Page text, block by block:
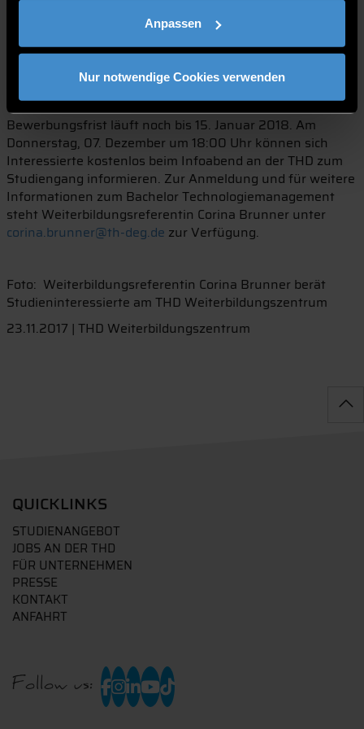
Anpassen
Nur notwendige Cookies verwenden
Mehrwert“, erklärt Brunner. Ebenfalls attraktiv ist der
Bachelor Technologiemanagement für Techniker und
Meister aus den Fachrichtungen Maschinenbau und
Elektrotechnik. Hier kann das Weiterbildungszentrum auf
Antrag sogar bis zu vier Semester anerkennen.
Nächster Studienstart ist im März 2018. Die
Bewerbungsfrist läuft noch bis 15. Januar 2018. Am
Donnerstag, 07. Dezember um 18:00 Uhr können sich
Interessierte kostenlos beim Infoabend an der THD zum
Studiengang informieren. Zur Anmeldung und für weitere
Informationen zum Bachelor Technologiemanagement
steht Weiterbildungsreferentin Corina Brunner unter
corina.brunner@th-deg.de zur Verfügung.
Foto: Weiterbildungsreferentin Corina Brunner berät
Studieninteressierte am THD Weiterbildungszentrum
23.11.2017 | THD Weiterbildungszentrum
QUICKLINKS
STUDIENANGEBOT
JOBS AN DER THD
FÜR UNTERNEHMEN
PRESSE
KONTAKT
ANFAHRT
Follow us: